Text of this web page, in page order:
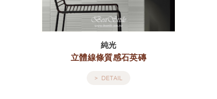
純光
立體線條質感石英磚